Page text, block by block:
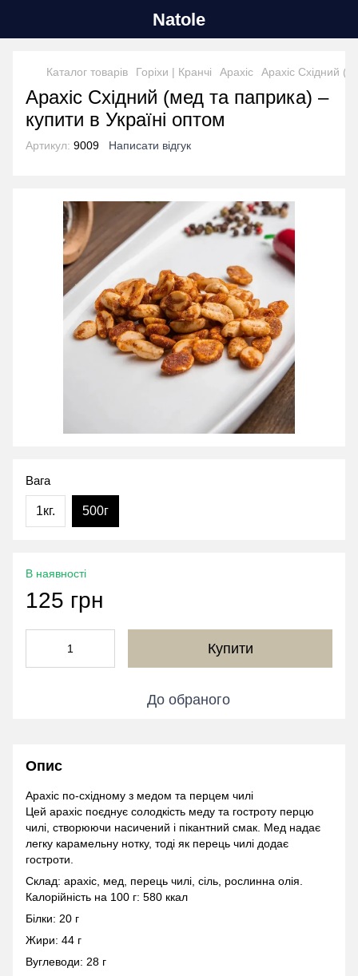
Natole
Каталог товарів Горіхи | Кранчі Арахіс Арахіс Східний
Арахіс Східний (мед та паприка) –
купити в Україні оптом
Артикул: 9009 Написати відгук
Вага
1кг. 500г
В наявності
125 грн
Купити
До обраного
Опис
Арахіс по-східному з медом та перцем чилі
Цей арахіс поєднує солодкість меду та гостроту перцю
чилі, створюючи насичений і пікантний смак. Мед надає
легку карамельну нотку, тоді як перець чилі додає
гостроти.
Склад: арахіс, мед, перець чилі, сіль, рослинна олія.
Калорійність на 100 г: 580 ккал
Білки: 20 г
Жири: 44 г
Вуглеводи: 28 г